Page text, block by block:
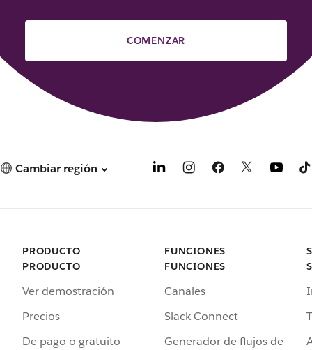
COMENZAR
Cambiar región
PRODUCTO
PRODUCTO
Ver demostración
Precios
De pago o gratuito
FUNCIONES
FUNCIONES
Canales
Slack Connect
Generador de flujos de